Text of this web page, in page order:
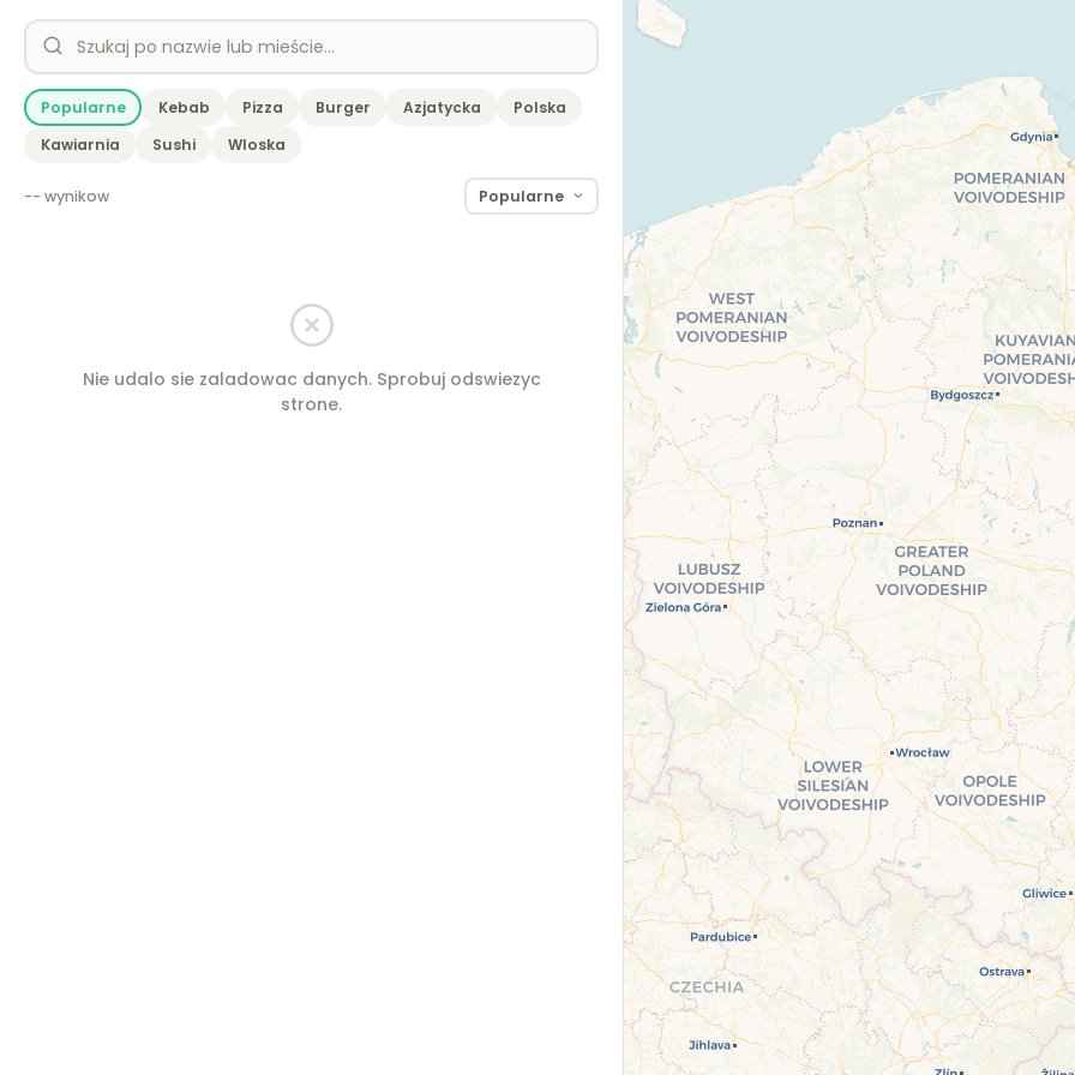
Popularne Kebab Pizza Burger Azjatycka
Polska
Kawiarnia
Sushi Wloska
-- wynikow
Nie udalo sie zaladowac danych. Sprobuj odswiezyc
strone.